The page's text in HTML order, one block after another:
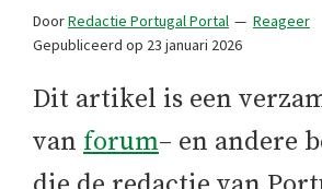
fanaten
DoorRedactie Portugal Portal
Reageer
Gepubliceerd op 23 januari 2026
Dit artikel is een
van forum– en andere